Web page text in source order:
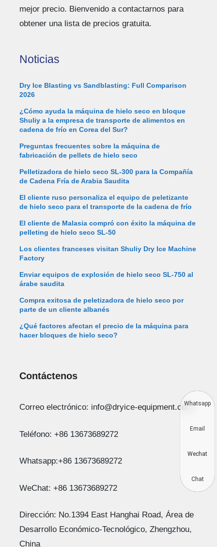
mejor precio. Bienvenido a contactarnos para
obtener una lista de precios gratuita.
Noticias
Dry Ice Blasting vs Sandblasting: Full Comparison
2026
¿Cómo ayuda la máquina de hielo seco en bloque
Shuliy a la empresa de transporte de alimentos en
cadena de frío en Corea del Sur?
Preguntas frecuentes sobre la máquina de
fabricación de pellets de hielo seco
Pelletizadora de hielo seco SL-300 para la Compañía
de Cadena Fría de Arabia Saudita
El cliente ruso personaliza el equipo de peletizante
de hielo seco para el transporte de la cadena de frío
El cliente de Malasia compró con éxito la máquina de
pelleting de hielo seco SL-50
Los clientes franceses visitan Shuliy Dry Ice Machine
Factory
Enviar equipos de explosión de hielo seco SL-750 al
árabe saudita
Compra exitosa de peletizadora de hielo seco por
parte de un cliente albanés
¿Qué factores afectan el precio de la máquina para
hacer bloques de hielo seco?
Contáctenos
Correo electrónico: info@dryice-equipment.com
Teléfono: +86 13673689272
Whatsapp:+86 13673689272
WeChat: +86 13673689272
Dirección: No.1394 East Hanghai Road, Área de
Desarrollo Económico-Tecnológico, Zhengzhou,
China
Whatsapp
Email
Wechat
Chat